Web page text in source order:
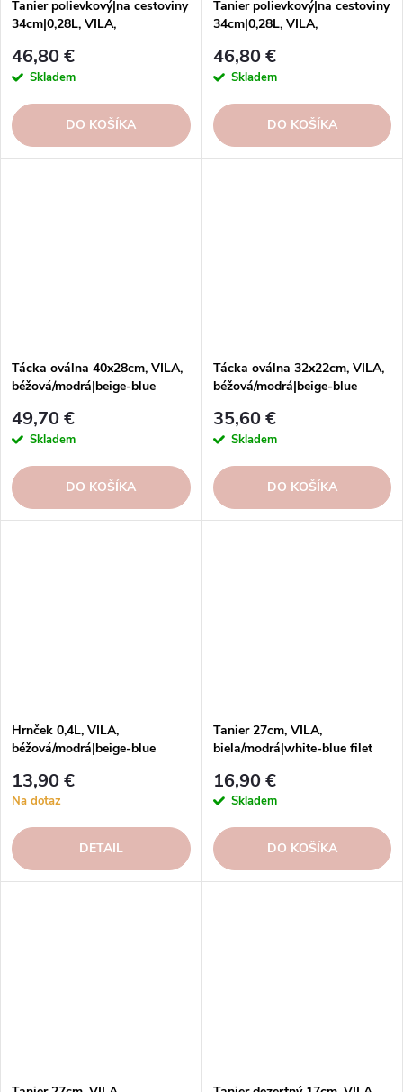
Tanier polievkový|na cestoviny
34cm|0,28L, VILA,
46,80 €
Skladem
DO KOŠÍKA
Tanier polievkový|na cestoviny
34cm|0,28L, VILA,
46,80 €
Skladem
DO KOŠÍKA
Tácka oválna 40x28cm, VILA,
béžová/modrá|beige-blue
49,70 €
Skladem
DO KOŠÍKA
Tácka oválna 32x22cm, VILA,
béžová/modrá|beige-blue
35,60 €
Skladem
DO KOŠÍKA
Hrnček 0,4L, VILA,
béžová/modrá|beige-blue
13,90 €
Na dotaz
DETAIL
Tanier 27cm, VILA,
biela/modrá|white-blue filet
16,90 €
Skladem
DO KOŠÍKA